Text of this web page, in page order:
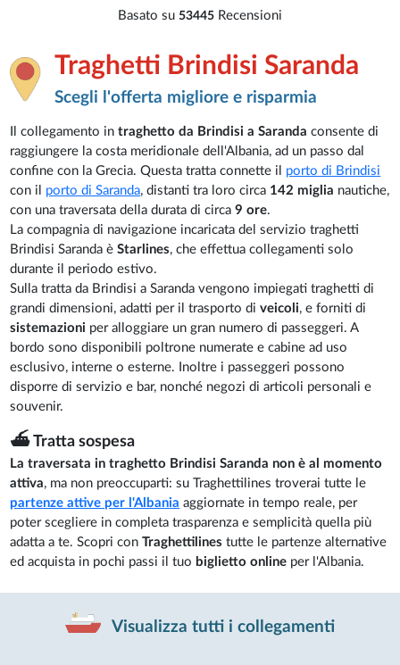
Basato su 53445 Recensioni
Traghetti Brindisi Saranda
Scegli l'offerta migliore e risparmia
Il collegamento intraghetto da Brindisi a Saranda consente di
raggiungere la costa meridionale dell'Albania, ad un passo dal
confine con la Grecia. Questa tratta connette il porto di Brindisi
con il porto di Saranda, distanti tra loro circa 142 miglia nautiche,
con una traversata della durata di circa 9 ore.
La compagnia di navigazione incaricata del servizio traghetti
Brindisi Saranda èStarlines, che effettua collegamenti solo
durante il periodo estivo.
Sulla tratta da Brindisi a Saranda vengono impiegati traghetti di
grandi dimensioni, adatti per il trasporto diveicoli, e forniti di
sistemazioni per alloggiare un gran numero di passeggeri. A
bordo sono disponibili poltrone numerate e cabine ad uso
esclusivo, interne o esterne. Inoltre i passeggeri possono
disporre di servizio e bar, nonché negozi di articoli personali e
souvenir.
⛴️ Tratta sospesa
La traversata in traghetto Brindisi Saranda non è al momento
attiva, ma non preoccuparti: su Traghettilines troverai tutte le
partenze attive per l'Albania aggiornate in tempo reale, per
poter scegliere in completa trasparenza e semplicità quella più
adatta a te. Scopri conTraghettilinestutte le partenze alternative
ed acquista in pochi passi il tuo biglietto online per l'Albania.
Visualizza tutti i collegamenti